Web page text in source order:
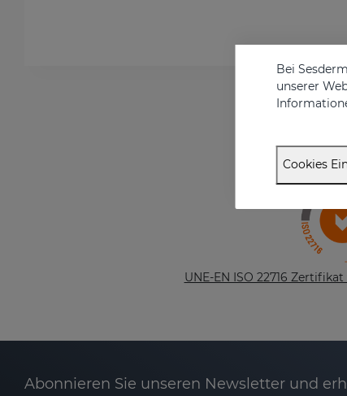
UNE-EN ISO 22716
Abonnieren Sie unseren Newsletter und
Bei
unserer
Cookies